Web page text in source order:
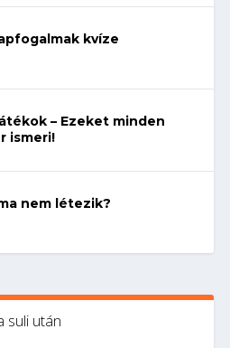
kvíze
– Ezeket minden
ismeri!
nem létezik?
suli után